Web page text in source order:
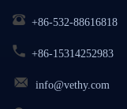
+86-532-88616818
+86-15314252983
info@vethy.com